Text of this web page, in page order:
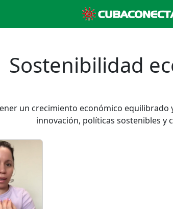
Sostenibilidad
un crecimiento económico
innovación, políticas sostenibles y